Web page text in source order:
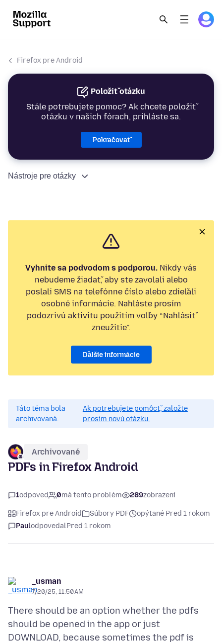
Firefox pre Android
Položiť otázku
Stále potrebujete pomoc? Ak chcete položiť
otázku v našich fórach, prihláste sa.
Pokračovať
Nástroje pre otázky
Vyhnite sa podvodom s podporou. Nikdy vás
nebudeme žiadať, aby ste zavolali alebo
poslali SMS na telefónne číslo alebo zdieľali
osobné informácie. Nahláste prosím
podozrivú aktivitu použitím voľby “Nahlásiť
zneužitie”.
Ďalšie informácie
Táto téma bola
archivovaná.
Ak potrebujete pomôcť, založte
prosím novú otázku.
Archivované
PDFs in Firefox Android
1odpoveď 0má tento problém 289zobrazení
Firefox pre Android Súbory PDF
opýtané Pred 1 rokom
PaulodpovedalPred 1 rokom
_usman
7/20/25, 11:50 AM
There should be an option whether the pdfs
should be opened in the app or just
DOWNLOAD, because sometimes the pdf is